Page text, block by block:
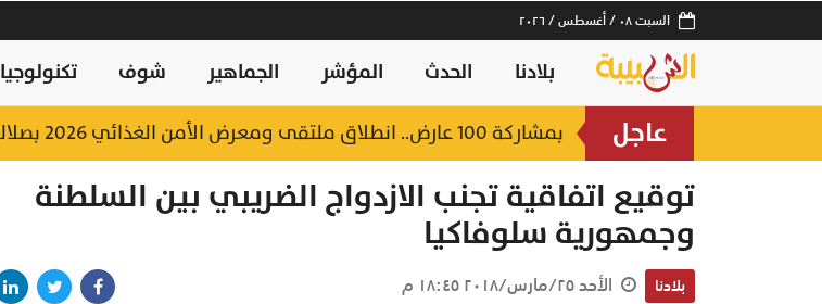
السبت ٠٨ / أغسطس / ٢٠٢٦
بلادنا الحدث المؤشر الجماهير شوف تكنولوجيا
عاجل بمشاركة 100 عارض.. انطلاق ملتقى ومعرض الأمن الغذائي 2026 بصلالة بعد غدٍ
توقيع اتفاقية تجنب الازدواج الضريبي بين السلطنة
وجمهورية سلوفاكيا
بلادنا الأحد ٢٥/مارس/٢٠١٨ ١٨:٤٥ م